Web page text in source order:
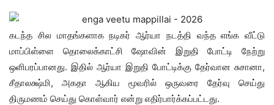
கடந்த சில மாதங்களாக நடிகர் ஆர்யா நடத்தி வந்த எங்க வீட்டு
மாப்பிள்ளை தொலைக்காட்சி ஷோவின் இறுதி போட்டி நேற்று
ஒளிபரப்பானது. இதில் ஆர்யா இறுதி போட்டிக்கு தேர்வான சுசானா,
சீதாலக்ஷ்மி, அகதா ஆகிய மூவரில் ஒருவரை தேர்வு செய்து
திருமணம் செய்து கொள்வார் என்று எதிர்பார்க்கப்பட்டது.